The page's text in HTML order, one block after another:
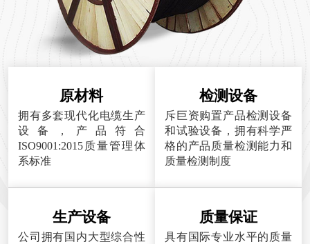
原材料
拥有多套现代化电缆生产
设备，产品符合
ISO9001:2015质量管理体
系标准
检测设备
斥巨资购置产品检测设备
和试验设备，拥有科学严
格的产品质量检测能力和
质量检测制度
生产设备
公司拥有国内大型综合性
质量保证
具有国际专业水平的质量